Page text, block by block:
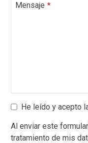
Mensaje *
He leído y acepto
Al enviar este
tratamiento de mis